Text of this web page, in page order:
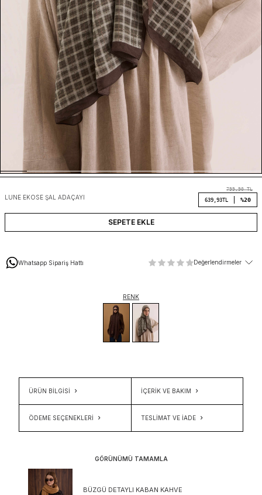
LUNE EKOSE ŞAL ADAÇAYI
799,90TL
639,93TL %20
SEPETE EKLE
Whatsapp Sipariş Hattı Değerlendirmeler
RENK
ÜRÜN BİLGİSİ İÇERIK VE BAKIM
ÖDEME SEÇENEKLERI TESLIMAT VE İADE
GÖRÜNÜMÜ TAMAMLA
BÜZGÜ DETAYLI KABAN KAHVE